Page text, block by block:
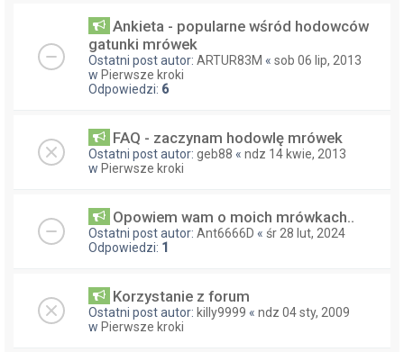
Ankieta - popularne wśród hodowców
gatunki mrówek
Ostatni post autor: ARTUR83M « sob 06 lip, 2013
w Pierwsze kroki
Odpowiedzi: 6
FAQ - zaczynam hodowlę mrówek
Ostatni post autor: geb88 « ndz 14 kwie, 2013
w Pierwsze kroki
Opowiem wam o moich mrówkach..
Ostatni post autor: Ant6666D « śr 28 lut, 2024
Odpowiedzi: 1
Korzystanie z forum
Ostatni post autor: killy9999 « ndz 04 sty, 2009
w Pierwsze kroki